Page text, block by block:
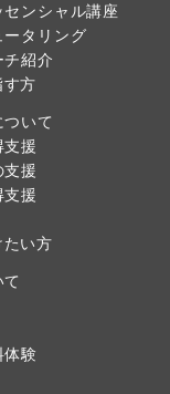
ンシャル講座
タリング
紹介
方
いて
支援
援
援
たい方
体験